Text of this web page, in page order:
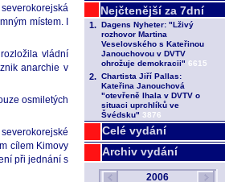
Celé vydání
Archiv vydání
místem. I
vládní
anarchie v
osmiletých
cílem Kimovy
při jednání s